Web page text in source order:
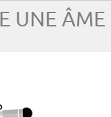
UNE ÂME